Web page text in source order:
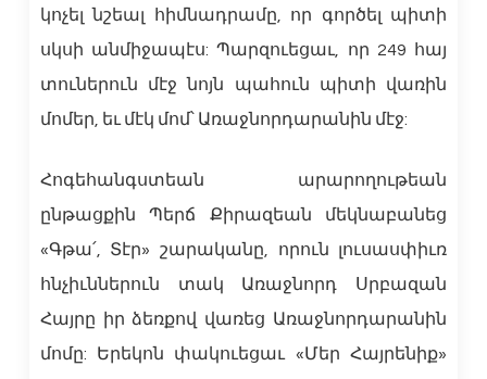
կոչել նշեալ հիմնադրամը, որ գործել պիտի
սկսի անմիջապէս: Պարզուեցաւ, որ 249 հայ
տուներուն մէջ նոյն պահուն պիտի վառին
մոմեր, եւ մէկ մոմ՝ Առաջնորդարանին մէջ:
Հոգեհանգստեան արարողութեան
ընթացքին Պերճ Քիրազեան մեկնաբանեց
«Գթա՛, Տէր» շարականը, որուն լուսասփիւռ
հնչիւններուն տակ Առաջնորդ Սրբազան
Հայրը իր ձեռքով վառեց Առաջնորդարանին
մոմը: Երեկոն փակուեցաւ «Մեր Հայրենիք»